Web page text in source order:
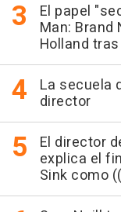
El papel
Man: Brand
Holland
La secuela
director
El director
explica el
Sink como